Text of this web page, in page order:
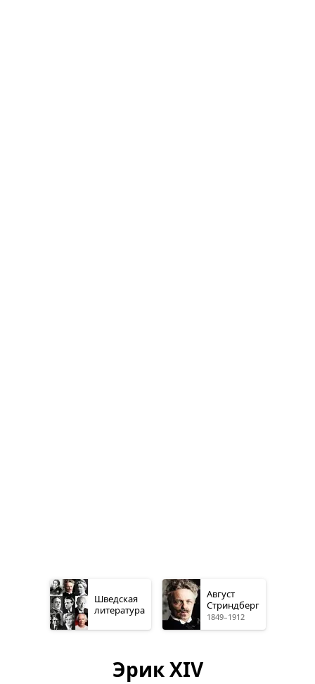
Шведская
литература
Август
Стриндберг
1849–1912
Эрик XIV